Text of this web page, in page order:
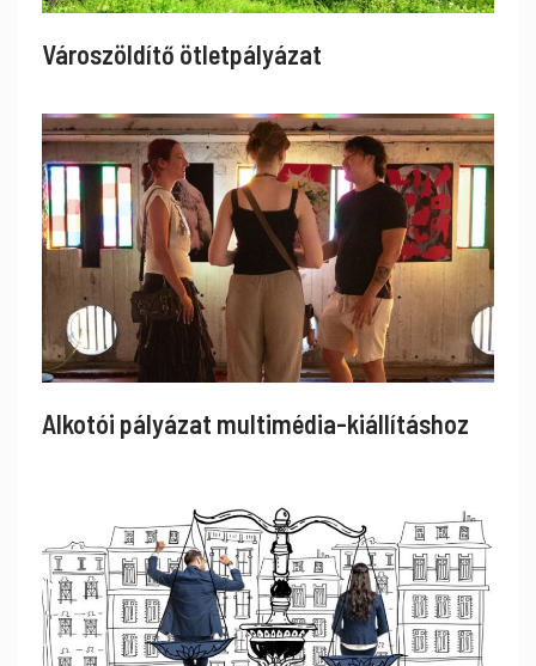
Városzöldítő ötletpályázat
Alkotói pályázat multimédia-kiállításhoz